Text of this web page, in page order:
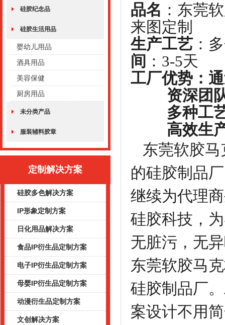
硅胶纪念品
硅胶生活用品
婴幼儿用品
酒具用品
美容保健
厨房用品
未分类产品
服装辅料胶章
定制解决方案
硅胶多色解决方案
IP形象定制方案
日化用品解决方案
食品IP衍生品定制方案
电子IP衍生品定制方案
母婴IP衍生品定制方案
动漫衍生品定制方案
文创解决方案
品名 ：东
来图定制
生产工艺
间 ：3-5天
工厂优势：
资深团队
多种工艺
高效生产
东莞软胶马
的硅胶制品
继续为代理
硅胶科技，
无脏污，无
东莞软胶马
硅胶制品厂
案设计不用